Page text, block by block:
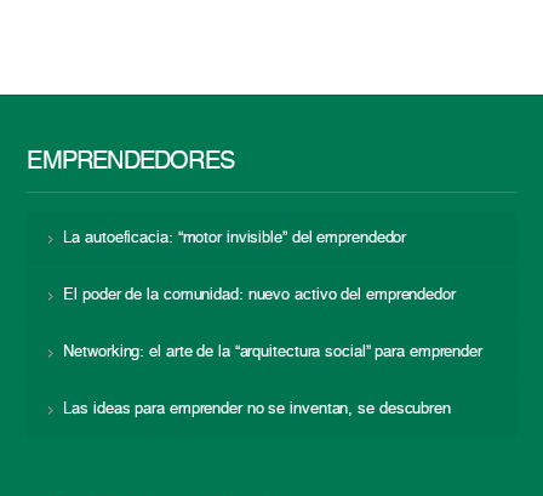
EMPRENDEDORES
La autoeficacia: “motor invisible” del emprendedor
El poder de la comunidad: nuevo activo del emprendedor
Networking: el arte de la “arquitectura social” para emprender
Las ideas para emprender no se inventan, se descubren